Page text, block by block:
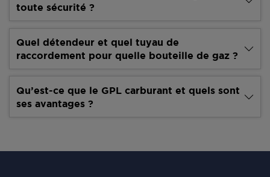
toute sécurité ?
Quel détendeur et quel tuyau de
raccordement pour quelle bouteille de gaz ?
Qu’est-ce que le GPL carburant et quels sont
ses avantages ?